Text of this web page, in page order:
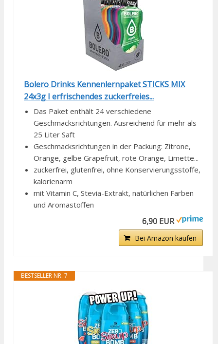
Bolero Drinks Kennenlernpaket STICKS MIX
24x3g I erfrischendes zuckerfreies...
Das Paket enthält 24 verschiedene
Geschmacksrichtungen. Ausreichend für mehr als
25 Liter Saft
Geschmacksrichtungen in der Packung: Zitrone,
Orange, gelbe Grapefruit, rote Orange, Limette...
zuckerfrei, glutenfrei, ohne Konservierungsstoffe,
kalorienarm
mit Vitamin C, Stevia-Extrakt, natürlichen Farben
und Aromastoffen
6,90 EUR
Bei Amazon kaufen
BESTSELLER NR. 7